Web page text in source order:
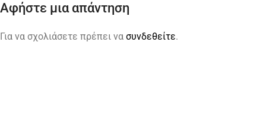
Αφήστε μια απάντηση
Για να σχολιάσετε πρέπει να συνδεθείτε.